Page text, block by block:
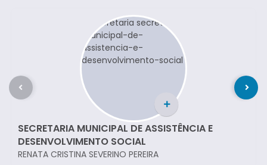
SECRETARIA MUNICIPAL DE ASSISTÊNCIA E
DESENVOLVIMENTO SOCIAL
RENATA CRISTINA SEVERINO PEREIRA